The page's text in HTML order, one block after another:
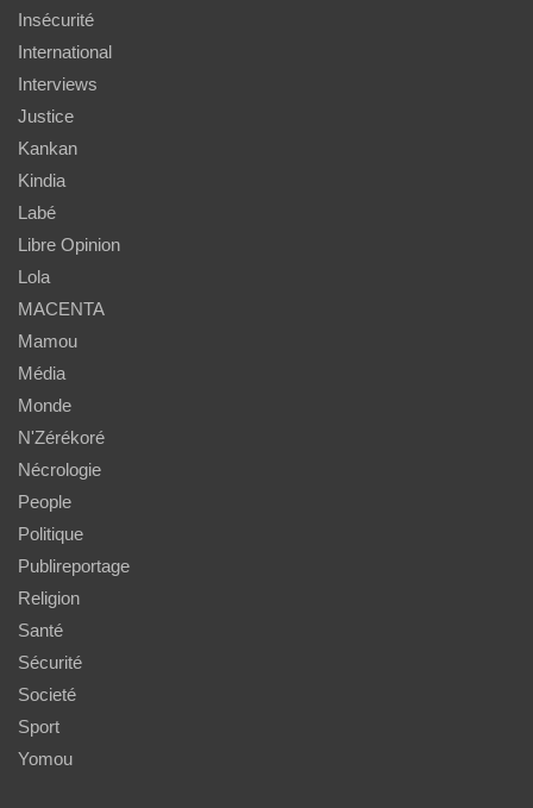
Insécurité
International
Interviews
Justice
Kankan
Kindia
Labé
Libre Opinion
Lola
MACENTA
Mamou
Média
Monde
N'Zérékoré
Nécrologie
People
Politique
Publireportage
Religion
Santé
Sécurité
Societé
Sport
Yomou